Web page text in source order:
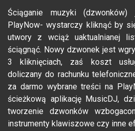
Ściąganie muzyki
PlayNow- wystarczy kliknąć by
utwory z wciąż uaktualnianej
ściągnąć. Nowy dzwonek jest
3 kliknięciach, zaś koszt
doliczany do rachunku
za darmo wybrane treści na
ścieżkową aplikację MusicDJ,
tworzenie dzwonków
instrumenty klawiszowe czy inne